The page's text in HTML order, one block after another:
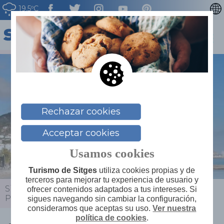
19.5ºC
CATALÀ
ENGLISH
FRANÇAIS
Sitges > Actualidad > Agenda > Marina Day en el
Port de Sitges
Rechazar cookies
Acceptar cookies
Usamos cookies
Turismo de Sitges utiliza cookies propias y de
terceros para mejorar tu experiencia de usuario y
ofrecer contenidos adaptados a tus intereses. Si
sigues navegando sin cambiar la configuración,
consideramos que aceptas su uso.Ver nuestra
política de cookies.